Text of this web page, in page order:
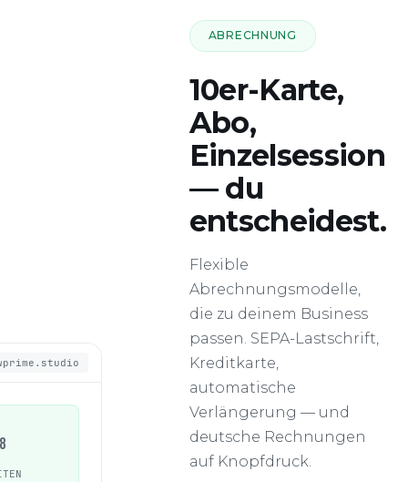
ABRECHNUNG
10er-Karte,
Abo,
Einzelsession
— du
entscheidest.
Flexible
Abrechnungsmodelle,
die zu deinem Business
passen. SEPA-Lastschrift,
Kreditkarte,
automatische
Verlängerung — und
deutsche Rechnungen
auf Knopfdruck.